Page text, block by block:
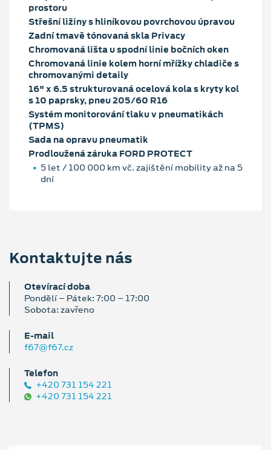
prostoru
Střešní ližiny s hliníkovou povrchovou úpravou
Zadní tmavě tónovaná skla Privacy
Chromovaná lišta u spodní linie bočních oken
Chromovaná linie kolem horní mřížky chladiče s
chromovanými detaily
16" x 6.5 strukturovaná ocelová kola s kryty kol
s 10 paprsky, pneu 205/60 R16
Systém monitorování tlaku v pneumatikách
(TPMS)
Sada na opravu pneumatik
Prodloužená záruka FORD PROTECT
5 let / 100 000 km vč. zajištění mobility až na 5
dní
Kontaktujte nás
Otevírací doba
Pondělí – Pátek: 7:00 – 17:00
Sobota: zavřeno
E‑mail
f67@f67.cz
Telefon
+420 731 154 221
+420 731 154 221